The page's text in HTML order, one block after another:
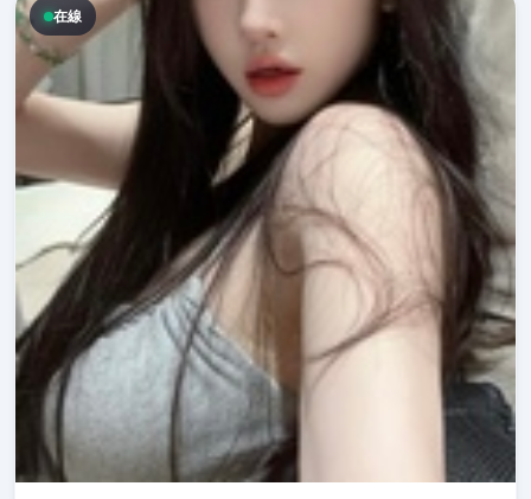
在線